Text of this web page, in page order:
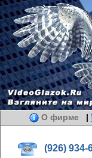
О фирме |
(926) 934-